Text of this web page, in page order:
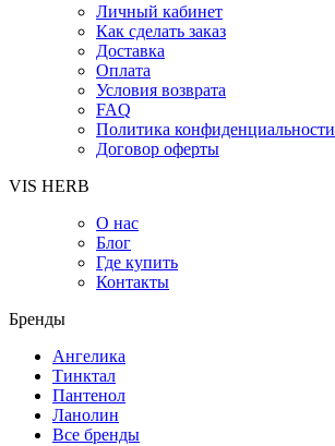
Личный кабинет
Как сделать заказ
Доставка
Оплата
Условия возврата
FAQ
Политика конфиденциальности
Договор оферты
VIS HERB
О нас
Блог
Где купить
Контакты
Бренды
Ангелика
Тинктал
Пантенол
Ланолин
Все бренды